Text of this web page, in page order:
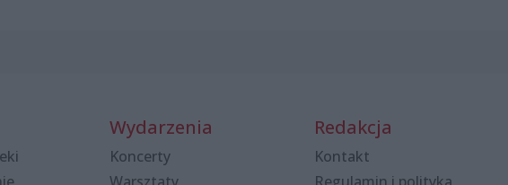
Wydarzenia
Koncerty
Redakcja
Kontakt